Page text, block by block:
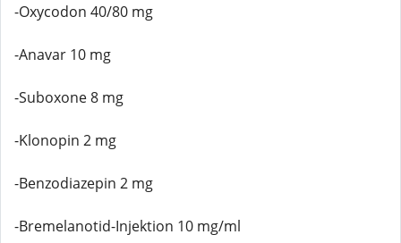
-Oxycodon 40/80 mg
-Anavar 10 mg
-Suboxone 8 mg
-Klonopin 2 mg
-Benzodiazepin 2 mg
-Bremelanotid-Injektion 10 mg/ml